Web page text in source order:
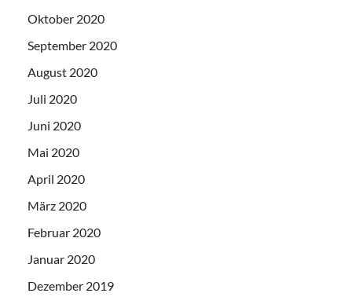
Oktober 2020
September 2020
August 2020
Juli 2020
Juni 2020
Mai 2020
April 2020
März 2020
Februar 2020
Januar 2020
Dezember 2019